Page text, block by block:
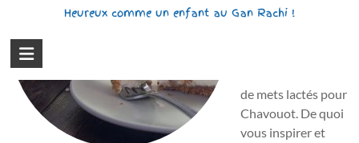
Heureux comme un enfant au Gan Rachi !
Mikaël, les élèves
de mets lactés pour
Chavouot. De quoi
vous inspirer et